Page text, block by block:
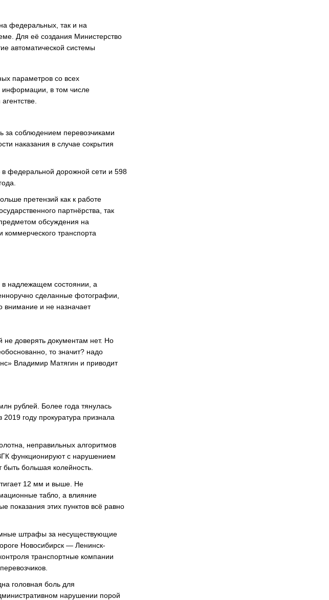
федеральных, так и на
Для её создания Министерство
автоматической системы
параметров со всех
информации, в том числе
за соблюдением перевозчиками
наказания в случае сокрытия
в федеральной дорожной сети и 598
претензий как к работе
партнёрства, так
обсуждения на
коммерческого транспорта
в надлежащем состоянии, а
сделанные фотографии,
внимание и не назначает
не доверять документам нет. Но
то значит? надо
Владимир Матягин и приводит
рублей. Более года тянулась
году прокуратура признала
неправильных алгоритмов
функционируют с нарушением
большая колейность.
12 мм и выше. Не
табло, а влияние
показания этих пунктов всё равно
штрафы за несуществующие
Новосибирск — Ленинск-
транспортные компании
головная боль для
нарушении порой